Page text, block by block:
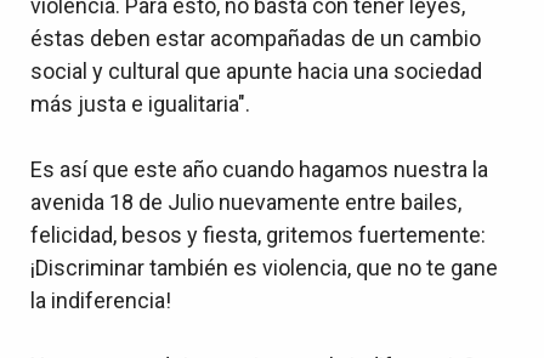
violencia. Para esto, no basta con tener leyes,
éstas deben estar acompañadas de un cambio
social y cultural que apunte hacia una sociedad
más justa e igualitaria".
Es así que este año cuando hagamos nuestra la
avenida 18 de Julio nuevamente entre bailes,
felicidad, besos y fiesta, gritemos fuertemente:
¡Discriminar también es violencia, que no te gane
la indiferencia!